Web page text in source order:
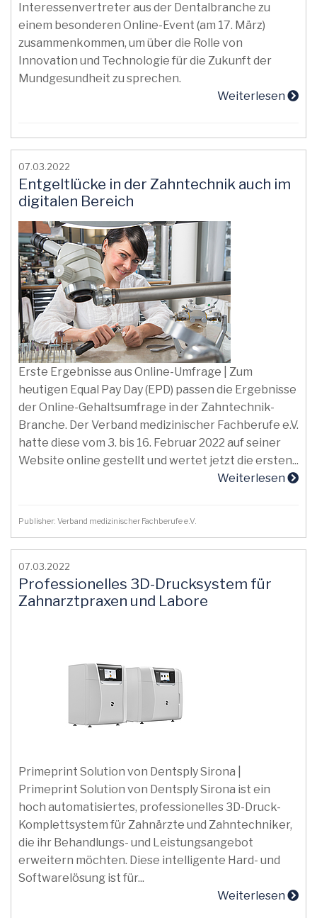
Interessenvertreter aus der Dentalbranche zu
einem besonderen Online-Event (am 17. März)
zusammenkommen, um über die Rolle von
Innovation und Technologie für die Zukunft der
Mundgesundheit zu sprechen.
Weiterlesen
07.03.2022
Entgeltlücke in der Zahntechnik auch im
digitalen Bereich
Erste Ergebnisse aus Online-Umfrage | Zum
heutigen Equal Pay Day (EPD) passen die Ergebnisse
der Online-Gehaltsumfrage in der Zahntechnik-
Branche. Der Verband medizinischer Fachberufe e.V.
hatte diese vom 3. bis 16. Februar 2022 auf seiner
Website online gestellt und wertet jetzt die ersten...
Weiterlesen
Publisher: Verband medizinischer Fachberufe e.V.
07.03.2022
Professionelles 3D-Drucksystem für
Zahnarztpraxen und Labore
Primeprint Solution von Dentsply Sirona |
Primeprint Solution von Dentsply Sirona ist ein
hoch automatisiertes, professionelles 3D-Druck-
Komplettsystem für Zahnärzte und Zahntechniker,
die ihr Behandlungs- und Leistungsangebot
erweitern möchten. Diese intelligente Hard- und
Softwarelösung ist für...
Weiterlesen